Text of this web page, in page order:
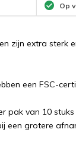
Op
zijn extra sterk
een FSC-
pak van 10
een grotere